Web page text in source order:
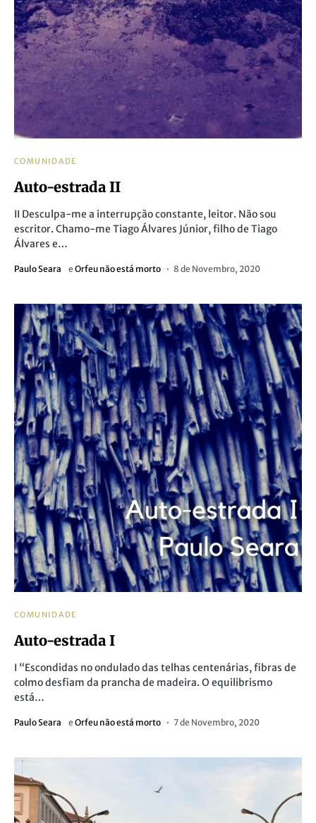
COMUNIDADE
Auto-estrada II
II Desculpa-me a interrupção constante, leitor. Não sou
escritor. Chamo-me Tiago Álvares Júnior, filho de Tiago
Álvares e…
Paulo Seara e Orfeu não está morto 8 de Novembro, 2020
COMUNIDADE
Auto-estrada I
I “Escondidas no ondulado das telhas centenárias, fibras de
colmo desfiam da prancha de madeira. O equilibrismo
está…
Paulo Seara e Orfeu não está morto 7 de Novembro, 2020